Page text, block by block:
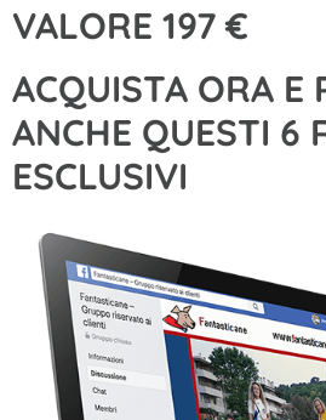
VALORE 197 €
ACQUISTA ORA E
ANCHE QUESTI 6
ESCLUSIVI